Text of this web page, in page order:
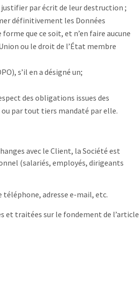
justifier par écrit de leur destruction ;
définitivement les Données
que ce soit, et n’en faire aucune
ou le droit de l’État membre
s’il en a désigné un;
des obligations issues des
ou par tout tiers mandaté par elle.
avec le Client, la Société est
(salariés, employés, dirigeants
adresse e-mail, etc.
et traitées sur le fondement de l’article